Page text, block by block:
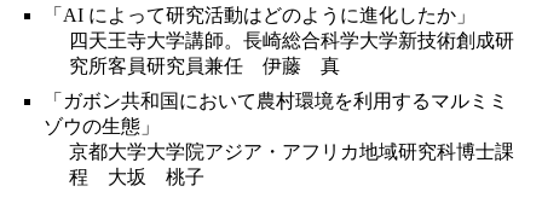
「AI によって研究活動はどのように進化したか」
四天王寺大学講師。長崎総合科学大学新技術創成研
究所客員研究員兼任 伊藤 真
「ガボン共和国において農村環境を利用するマルミミ
ゾウの生態」
京都大学大学院アジア・アフリカ地域研究科博士課
程 大坂 桃子